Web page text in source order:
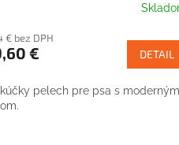
€ bez DPH
€ DETAIL
pelech pre psa s moderným